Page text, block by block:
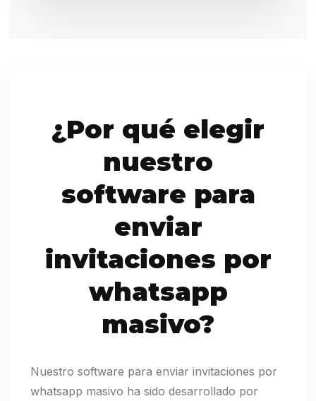
¿Por qué elegir
nuestro
software para
enviar
invitaciones por
whatsapp
masivo?
Nuestro software para enviar invitaciones por
whatsapp masivo ha sido desarrollado por